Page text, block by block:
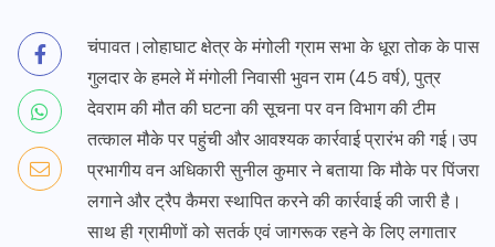
चंपावत।लोहाघाट क्षेत्र के मंगोली ग्राम सभा के धूरा तोक के पास
गुलदार के हमले में मंगोली निवासी भुवन राम (45 वर्ष), पुत्र
देवराम की मौत की घटना की सूचना पर वन विभाग की टीम
तत्काल मौके पर पहुंची और आवश्यक कार्रवाई प्रारंभ की गई।उप
प्रभागीय वन अधिकारी सुनील कुमार ने बताया कि मौके पर पिंजरा
लगाने और ट्रैप कैमरा स्थापित करने की कार्रवाई की जारी है।
साथ ही ग्रामीणों को सतर्क एवं जागरूक रहने के लिए लगातार